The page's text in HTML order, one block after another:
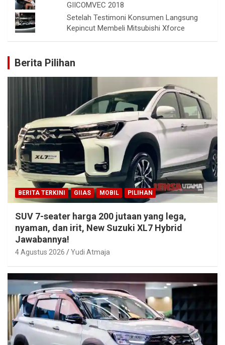
GIICOMVEC 2018
Setelah Testimoni Konsumen Langsung
Kepincut Membeli Mitsubishi Xforce
Berita Pilihan
BERITA TERKINI GIIAS MOBIL PILIHAN
SUV 7-seater harga 200 jutaan yang lega,
nyaman, dan irit, New Suzuki XL7 Hybrid
Jawabannya!
4 Agustus 2026 Yudi Atmaja